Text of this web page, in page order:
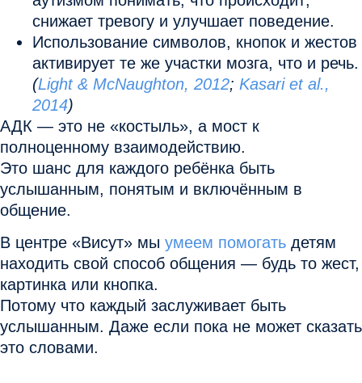
снижает тревогу и улучшает поведение.
Использование символов, кнопок и жестов
активирует те же участки мозга, что и речь.
(Light & McNaughton, 2012; Kasari et al.,
2014)
АДК — это не «костыль», а мост к
полноценному взаимодействию.
Это шанс для каждого ребёнка быть
услышанным, понятым и включённым в
общение.
В центре «Висут» мы умеем помогать детям
находить свой способ общения — будь то жест,
картинка или кнопка.
Потому что каждый заслуживает быть
услышанным. Даже если пока не может сказать
это словами.